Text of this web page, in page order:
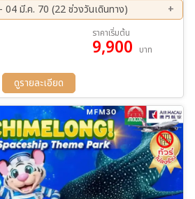
09 พ.ย. 69 - 11 พ.ย. 69
11 พ.ย. 69 - 13 พ.ย. 69
13 พ.ย. 69 - 15 พ.ย. 69
15 พ.ย. 69 - 17 พ.ย. 69
19 พ.ย. 69 - 21 พ.ย. 69
21 พ.ย. 69 - 23 พ.ย. 69
23 พ.ย. 69 - 25 พ.ย. 69
25 พ.ย. 69 - 27 พ.ย. 69
27 พ.ย. 69 - 29 พ.ย. 69
29 พ.ย. 69 - 01 ธ.ค. 69
01 ธ.ค. 69 - 03 ธ.ค. 69
07 ธ.ค. 69 - 09 ธ.ค. 69
เจ้าแม่กวนอิมริมทะเล-ร้านขนม โบสถ์เซนต์
นเชี่ยน-เดอะปาริเชี่ยน
04 มี.ค. 70 (22 ช่วงวันเดินทาง)
21 ส.ค. 69 - 23 ส.ค. 69
31 ส.ค. 69 - 02 ก.ย. 69
14 ก.ย. 69 - 16 ก.ย. 69
22 ก.ย. 69 - 24 ก.ย. 69
13 ต.ค. 69 - 15 ต.ค. 69
28 ต.ค. 69 - 30 ต.ค. 69
09 พ.ย. 69 - 11 พ.ย. 69
24 พ.ย. 69 - 26 พ.ย. 69
02 ธ.ค. 69 - 04 ธ.ค. 69
22 ก.พ. 70 - 24 ก.พ. 70
02 มี.ค. 70 - 04 มี.ค. 70
ราคาเริ่มต้น
9,900 บาท
ดูรายละเอียด